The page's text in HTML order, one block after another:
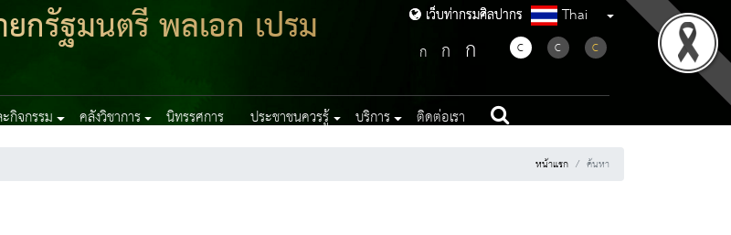
เว็บท่ากรมศิลปากร
กรัฐมนตรี พลเอก เปรม เว็บท่ากรมศิลปากร Thai
ก ก ก C C C
กิจกรรม คลังวิชาการ นิทรรศการ ประชาชนควรรู้ บริการ ติดต่อเรา
หน้าแรก ค้นหา